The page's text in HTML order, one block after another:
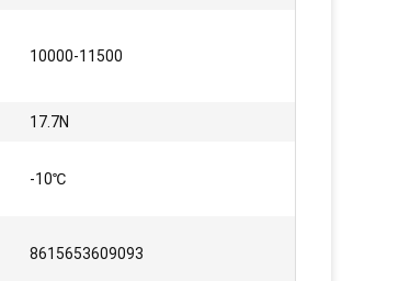
10000-11500
17.7N
-10℃
8615653609093